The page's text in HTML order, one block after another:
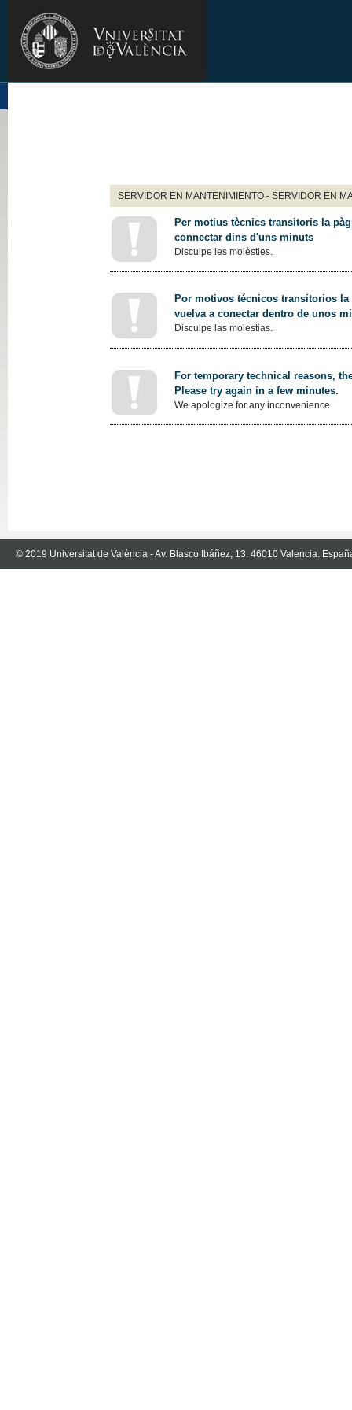
SERVIDOR EN MANTENIMIENTO - SERVIDOR EN
Per motius tècnics transitoris la
connectar dins d'uns minuts
Disculpe les molèsties.
Por motivos técnicos transitorios
vuelva a conectar dentro de unos
Disculpe las molestias.
For temporary technical reasons,
Please try again in a few minutes.
We apologize for any inconvenience.
© 2019 Universitat de València - Av. Blasco Ibáñez, 13. 46010 Valencia.